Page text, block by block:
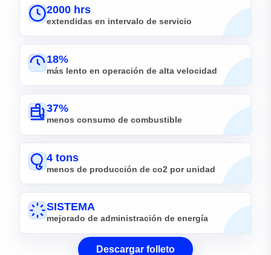
2000 hrs
extendidas en intervalo de servicio
18%
más lento en operación de alta velocidad
37%
menos consumo de combustible
4 tons
menos de producción de co2 por unidad
SISTEMA
mejorado de administración de energía
Descargar folleto